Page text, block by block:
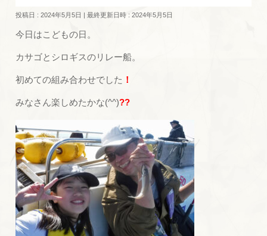
投稿日 : 2024年5月5日 最終更新日時 : 2024年5月5日
今日はこどもの日。
カサゴとシロギスのリレー船。
初めての組み合わせでした ！
みなさん楽しめたかな(^^)??